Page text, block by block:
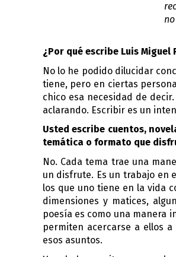
¿Por qué escribe Luis Miguel
No lo he podido dilucidar
tiene, pero en ciertas
chico esa necesidad de
aclarando. Escribir es un
Usted escribe cuentos,
temática o formato que
No. Cada tema trae una
un disfrute. Es un trabajo en
los que uno tiene en la vida
dimensiones y matices,
poesía es como una manera
permiten acercarse a ellos
esos asuntos.